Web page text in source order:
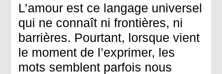
L’amour est ce langage universel
qui ne connaît ni frontières, ni
barrières. Pourtant, lorsque vient
le moment de l’exprimer, les
mots semblent parfois nous